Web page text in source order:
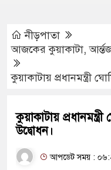
নীড়পাতা
আজকের কুয়াকাটা,
কুয়াকাটায় প্রধানমন্ত্রী
কুয়াকাটায়
উদ্বোধন।
আপডেট সময় :